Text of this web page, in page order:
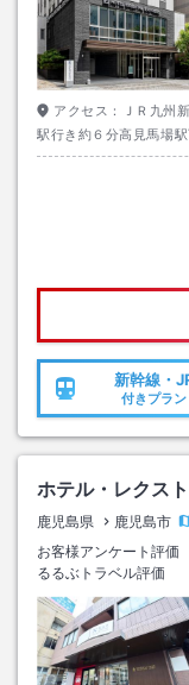
アクセス：
ＪＲ九州
駅行き約６分高見馬場
新幹線・
付きプラン
ホテル・レクス
鹿児島県 鹿児島市
お客様アンケート評価
るるぶトラベル評価